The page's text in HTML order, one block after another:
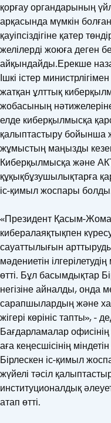
қорғау органдарының
арқасында мүмкін
қауіпсіздігіне қатер
желілерді жоюға деген
айқындайды.Ерекше
Ішкі істер
жатқан ұлттық
жобасының
елде киберқылмысқа
қалыптастыру бойынша
жұмыстың маңызды
Киберқылмысқа және
құқықбұзушылықтарға
іс-қимыл жоспары
«Президент Қасым-
кибералаяқтықпен
сауаттылығын
мәдениетін
өтті. Бұл басымдықтар
негізіне айналды, онда
сарапшылардың және
жігері көрініс тапты», -
Бағдарламалар
аға кеңесшісінің
Бірлескен іс-қимыл
жүйелі тәсіл
институционалдық
атап өтті.